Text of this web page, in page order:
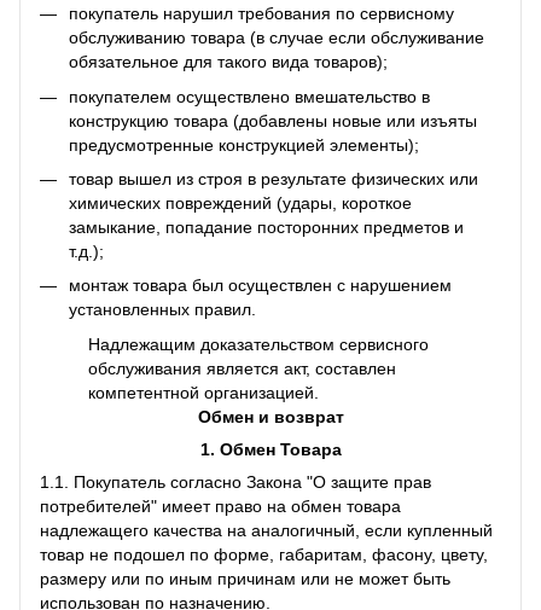
покупатель нарушил требования по сервисному
обслуживанию товара (в случае если обслуживание
обязательное для такого вида товаров);
покупателем осуществлено вмешательство в
конструкцию товара (добавлены новые или изъяты
предусмотренные конструкцией элементы);
товар вышел из строя в результате физических или
химических повреждений (удары, короткое
замыкание, попадание посторонних предметов и
т.д.);
монтаж товара был осуществлен с нарушением
установленных правил.
Надлежащим доказательством сервисного
обслуживания является акт, составлен
компетентной организацией.
Обмен и возврат
1. Обмен Товара
1.1. Покупатель согласно Закона "О защите прав
потребителей" имеет право на обмен товара
надлежащего качества на аналогичный, если купленный
товар не подошел по форме, габаритам, фасону, цвету,
размеру или по иным причинам или не может быть
использован по назначению.